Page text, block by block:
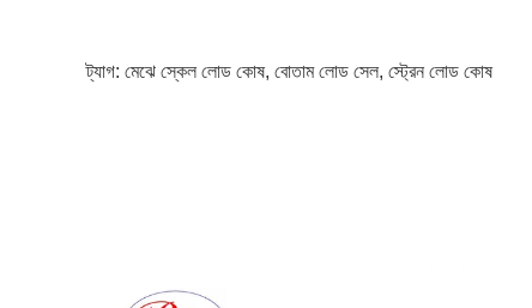
ট্যাগ: মেঝে স্কেল লোড কোষ, বোতাম লোড সেল, স্ট্রেন লোড কোষ